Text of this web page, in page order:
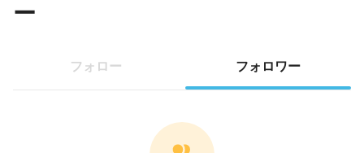
ー
フォロー フォロワー